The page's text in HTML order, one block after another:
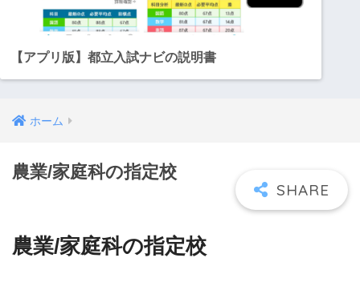
【アプリ版】都立入試ナビの説明書
ホーム
農業/家庭科の指定校
農業/家庭科の指定校